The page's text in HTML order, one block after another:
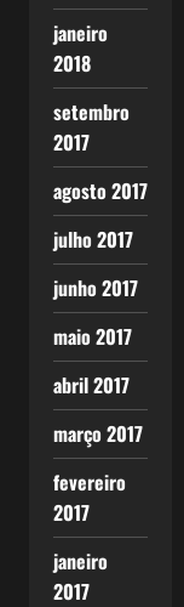
janeiro
2018
setembro
2017
agosto 2017
julho 2017
junho 2017
maio 2017
abril 2017
março 2017
fevereiro
2017
janeiro
2017